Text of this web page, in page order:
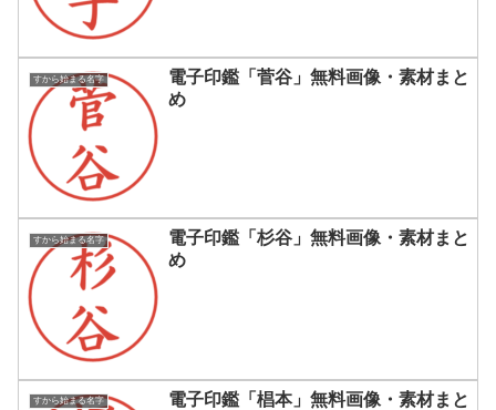
すから始まる名字
電子印鑑「菅谷」無料画像・素材まと
め
すから始まる名字
電子印鑑「杉谷」無料画像・素材まと
め
すから始まる名字
電子印鑑「椙本」無料画像・素材まと